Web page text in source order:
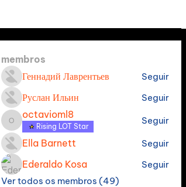
membros
Геннадий Лаврентьев
Seguir
Руслан Ильин Seguir
octavioml8
octavioml8
Rising LOT Star
Seguir
Ella Barnett Seguir
Ederaldo Kosa
Seguir
Ver todos os membros (49)